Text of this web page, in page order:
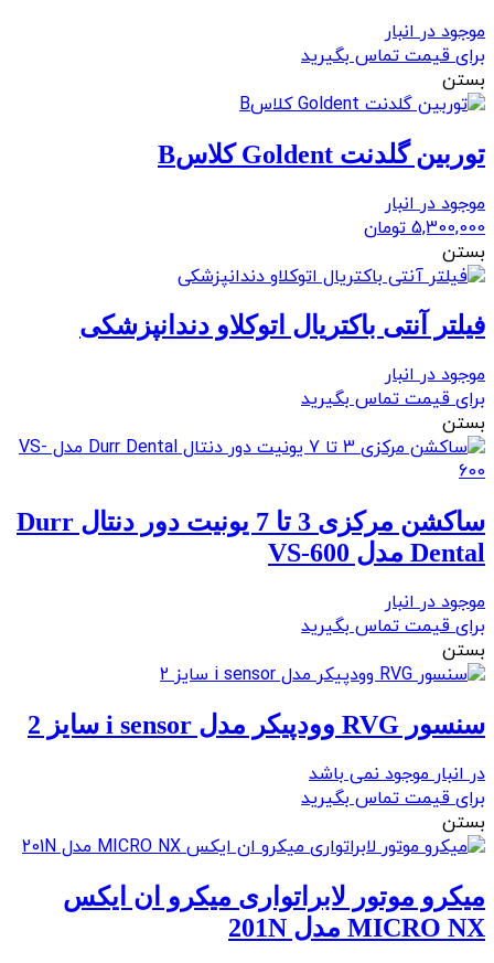
موجود در انبار
برای قیمت تماس بگیرید
بستن
توربین گلدنت Goldent کلاسB
موجود در انبار
5,300,000 تومان
بستن
فیلتر آنتی باکتریال اتوکلاو دندانپزشکی
موجود در انبار
برای قیمت تماس بگیرید
بستن
ساکشن مرکزی 3 تا 7 یونیت دور دنتال Durr
Dental مدل VS-600
موجود در انبار
برای قیمت تماس بگیرید
بستن
سنسور RVG وودپیکر مدل i sensor سایز 2
در انبار موجود نمی باشد
برای قیمت تماس بگیرید
بستن
میکرو موتور لابراتواری میکرو ان ایکس
MICRO NX مدل 201N